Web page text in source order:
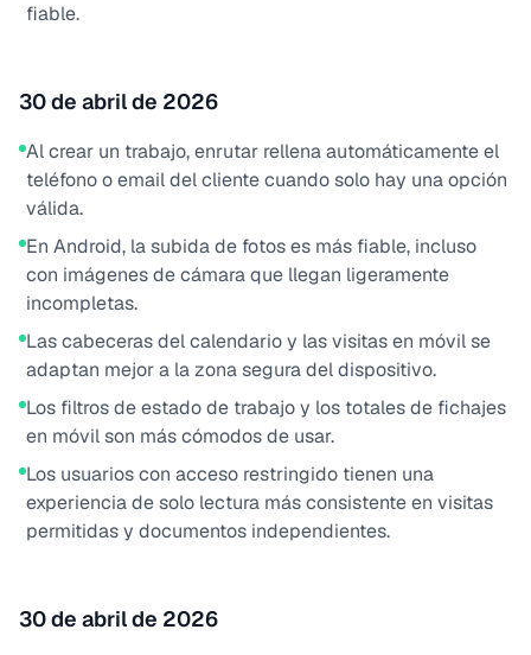
fiable.
30 de abril de 2026
Al crear un trabajo, enrutar rellena automáticamente el
teléfono o email del cliente cuando solo hay una opción
válida.
En Android, la subida de fotos es más fiable, incluso
con imágenes de cámara que llegan ligeramente
incompletas.
Las cabeceras del calendario y las visitas en móvil se
adaptan mejor a la zona segura del dispositivo.
Los filtros de estado de trabajo y los totales de fichajes
en móvil son más cómodos de usar.
Los usuarios con acceso restringido tienen una
experiencia de solo lectura más consistente en visitas
permitidas y documentos independientes.
30 de abril de 2026